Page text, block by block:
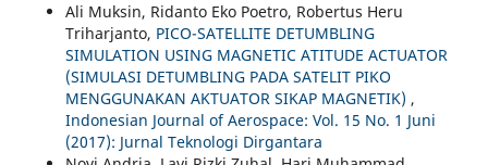
Ali Muksin, Ridanto Eko Poetro, Robertus Heru
Triharjanto, PICO-SATELLITE DETUMBLING
SIMULATION USING MAGNETIC ATITUDE ACTUATOR
(SIMULASI DETUMBLING PADA SATELIT PIKO
MENGGUNAKAN AKTUATOR SIKAP MAGNETIK) ,
Indonesian Journal of Aerospace: Vol. 15 No. 1 Juni
(2017): Jurnal Teknologi Dirgantara